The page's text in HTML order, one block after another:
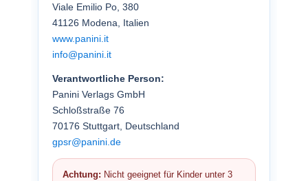
Viale Emilio Po, 380
41126 Modena, Italien
www.panini.it
info@panini.it
Verantwortliche Person:
Panini Verlags GmbH
Schloßstraße 76
70176 Stuttgart, Deutschland
gpsr@panini.de
Achtung: Nicht geeignet für Kinder unter 3